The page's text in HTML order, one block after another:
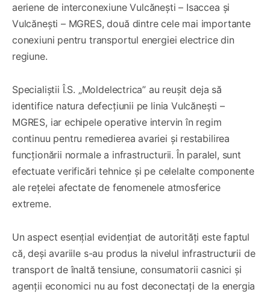
aeriene de interconexiune Vulcănești – Isaccea și
Vulcănești – MGRES, două dintre cele mai importante
conexiuni pentru transportul energiei electrice din
regiune.
Specialiștii Î.S. „Moldelectrica” au reușit deja să
identifice natura defecțiunii pe linia Vulcănești –
MGRES, iar echipele operative intervin în regim
continuu pentru remedierea avariei și restabilirea
funcționării normale a infrastructurii. În paralel, sunt
efectuate verificări tehnice și pe celelalte componente
ale rețelei afectate de fenomenele atmosferice
extreme.
Un aspect esențial evidențiat de autorități este faptul
că, deși avariile s-au produs la nivelul infrastructurii de
transport de înaltă tensiune, consumatorii casnici și
agenții economici nu au fost deconectați de la energia